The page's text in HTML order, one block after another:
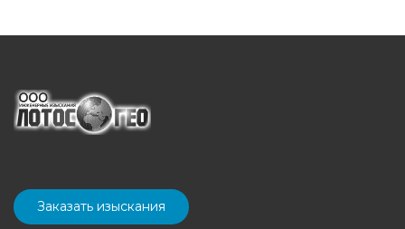
Заказать изыскания